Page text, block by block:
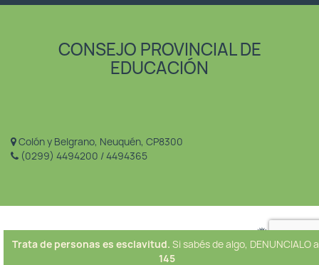
CONSEJO PROVINCIAL DE
EDUCACIÓN
Colón y Belgrano, Neuquén, CP8300
(0299) 4494200 / 4494365
Trata de personas es esclavitud. Si sabés de algo, DENUNCIALO
145